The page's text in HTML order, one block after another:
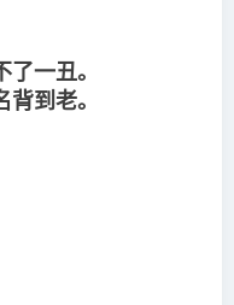
一丑。
到老。